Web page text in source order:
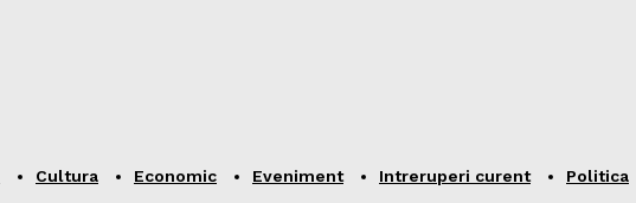
Cultura Economic Eveniment Intreruperi curent Politica